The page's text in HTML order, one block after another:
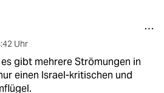
Uhr
gibt mehrere Strömungen in
einen Israel-kritischen und